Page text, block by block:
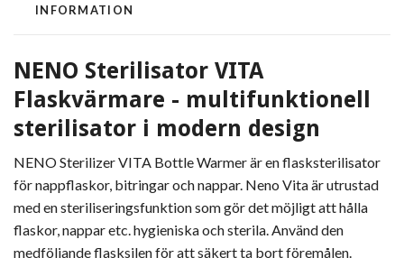
INFORMATION
NENO Sterilisator VITA
Flaskvärmare - multifunktionell
sterilisator i modern design
NENO Sterilizer VITA Bottle Warmer är en flasksterilisator
för nappflaskor, bitringar och nappar. Neno Vita är utrustad
med en steriliseringsfunktion som gör det möjligt att hålla
flaskor, nappar etc. hygieniska och sterila. Använd den
medföljande flasksilen för att säkert ta bort föremålen.